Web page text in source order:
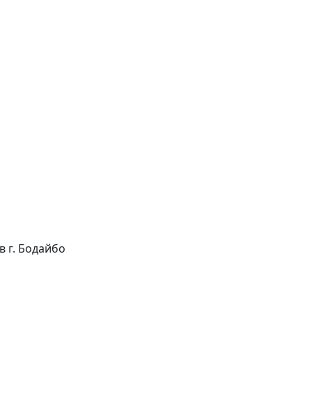
г. Бодайбо